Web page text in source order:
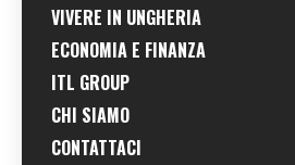
VIVERE IN UNGHERIA
ECONOMIA E FINANZA
ITL GROUP
CHI SIAMO
CONTATTACI